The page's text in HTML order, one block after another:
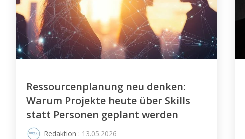
Ressourcenplanung neu denken:
Warum Projekte heute über Skills
statt Personen geplant werden
Redaktion : 13.05.2026